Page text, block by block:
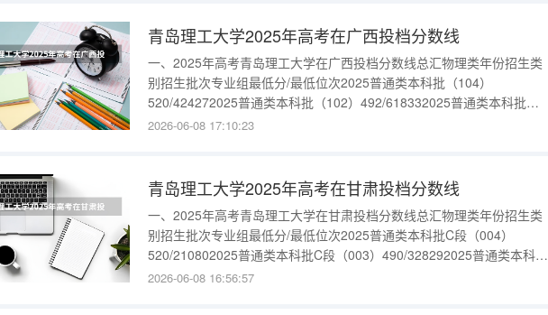
青岛理工大学2025年高考在广西投档分数线
一、2025年高考青岛理工大学在广西投档分数线总汇物理类年份招生类
别招生批次专业组最低分/最低位次2025普通类本科批（104）
520/424272025普通类本科批（102）492/618332025普通类本科批
（103）481/70383更多数据请进入：{$cate_url}历史类年份招生类别招
2026-06-08 17:10:23
青岛理工大学2025年高考在甘肃投档分数线
一、2025年高考青岛理工大学在甘肃投档分数线总汇物理类年份招生类
别招生批次专业组最低分/最低位次2025普通类本科批C段（004）
520/210802025普通类本科批C段（003）490/328292025普通类本科批
C段（002）487/34136更多数据请进入：{$cate_url}历史类年份招生类
2026-06-08 16:56:57